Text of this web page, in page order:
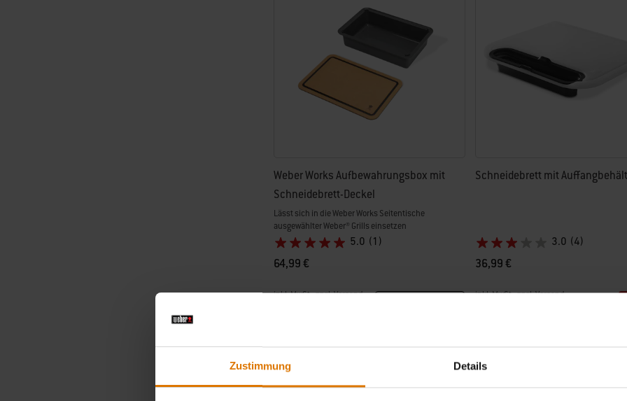
Zustimmung Details
Weber Works Aufbewahrungsbox mit
Schneidebrett-Deckel
Lässt sich in die Weber Works Seitentische
ausgewählter Weber® Grills einsetzen
5.0 (1)
64,99 €
inkl. MwSt., zzgl. Versand
Schneidebrett mit
3.0 (4)
36,99 €
inkl. MwSt., zzgl. Versand